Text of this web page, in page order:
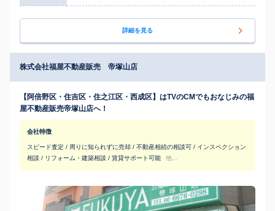
詳細を見る
株式会社福屋不動産販売 帝塚山店
【阿倍野区・住吉区・住之江区・西成区】はTVのCMでもおなじみの福
屋不動産販売帝塚山店へ！
会社特徴
スピード査定 / 周りに知られずに売却 / 不動産相続の相談可 / インスペクション
相談 / リフォーム・建築相談 / 賃貸サポート可能
他...